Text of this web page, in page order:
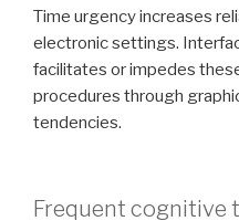
Time urgency increases
electronic settings.
facilitates or impedes
procedures through
tendencies.
Frequent cognitive